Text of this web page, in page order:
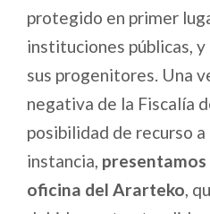
protegido en primer
instituciones públicas,
sus progenitores. Una
negativa de la Fiscalía
posibilidad de recurso
instancia, presentamos
oficina del Ararteko ,